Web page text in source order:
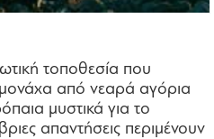
τοποθεσία που
μονάχα από νεαρά αγόρια
μυστικά για το
απαντήσεις περιμένουν